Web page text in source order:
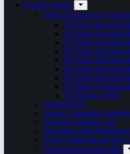
Eventos anuales
Fiesta Nacional del
34ª Fiesta Nacional
33ª Fiesta Nacional
32ª Fiesta Nacional
31ª Fiesta Nacional
30ª Fiesta Nacional
29ª Fiesta Nacional
28ª Fiesta Nacional
27ª Fiesta Nacional
26ª Edición. 2016.
Taragüi Rock
Juegos Culturales
Festival Corrientes Jazz
Encuentro sobre
ArteCo. Mercado de Arte
Feria Provincial del Libro